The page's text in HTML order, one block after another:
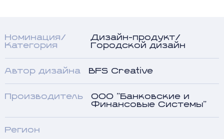
Номинация/
Категория
Дизайн-продукт/
Городской дизайн
Автор дизайна BFS Creative
Производитель
ООО "Банковские и
Финансовые Системы"
Регион